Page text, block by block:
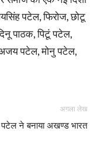
पटेल, फिरोज, छोटू
पाठक, पिटूं पटेल,
पटेल, मोनु पटेल,
अगला लेख
पटेल ने बनाया अखण्ड भारत